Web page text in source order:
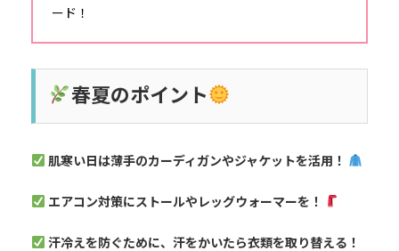
ード！
春夏のポイント
肌寒い日は薄手のカーディガンやジャケットを活用！
エアコン対策にストールやレッグウォーマーを！
汗冷えを防ぐために、汗をかいたら衣類を取り替える！